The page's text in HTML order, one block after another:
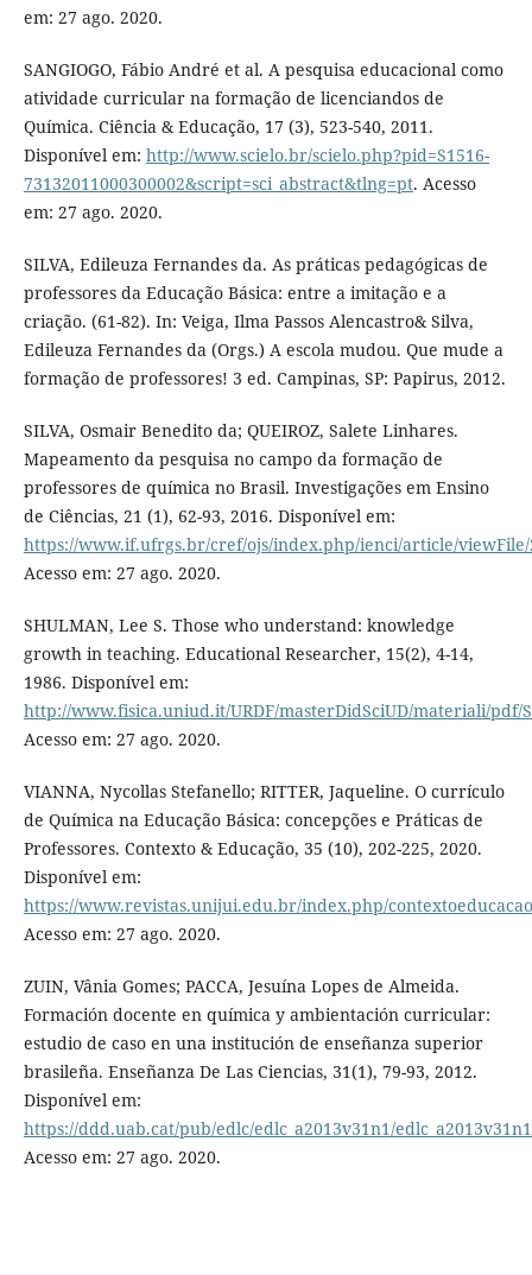
em: 27 ago. 2020.
SANGIOGO, Fábio André et al. A pesquisa educacional como
atividade curricular na formação de licenciandos de
Química. Ciência & Educação, 17 (3), 523-540, 2011.
Disponível em: http://www.scielo.br/scielo.php?pid=S1516-
73132011000300002&script=sci_abstract&tlng=pt. Acesso
em: 27 ago. 2020.
SILVA, Edileuza Fernandes da. As práticas pedagógicas de
professores da Educação Básica: entre a imitação e a
criação. (61-82). In: Veiga, Ilma Passos Alencastro& Silva,
Edileuza Fernandes da (Orgs.) A escola mudou. Que mude a
formação de professores! 3 ed. Campinas, SP: Papirus, 2012.
SILVA, Osmair Benedito da; QUEIROZ, Salete Linhares.
Mapeamento da pesquisa no campo da formação de
professores de química no Brasil. Investigações em Ensino
de Ciências, 21 (1), 62-93, 2016. Disponível em:
https://www.if.ufrgs.br/cref/ojs/index.php/ienci/article/viewFile/
Acesso em: 27 ago. 2020.
SHULMAN, Lee S. Those who understand: knowledge
growth in teaching. Educational Researcher, 15(2), 4-14,
1986. Disponível em:
http://www.fisica.uniud.it/URDF/masterDidSciUD/materiali/pdf/
Acesso em: 27 ago. 2020.
VIANNA, Nycollas Stefanello; RITTER, Jaqueline. O currículo
de Química na Educação Básica: concepções e Práticas de
Professores. Contexto & Educação, 35 (10), 202-225, 2020.
Disponível em:
https://www.revistas.unijui.edu.br/index.php/
Acesso em: 27 ago. 2020.
ZUIN, Vânia Gomes; PACCA, Jesuína Lopes de Almeida.
Formación docente en química y ambientación curricular:
estudio de caso en una institución de enseñanza superior
brasileña. Enseñanza De Las Ciencias, 31(1), 79-93, 2012.
Disponível em:
https://ddd.uab.cat/pub/edlc/edlc_a2013v31n1/
Acesso em: 27 ago. 2020.